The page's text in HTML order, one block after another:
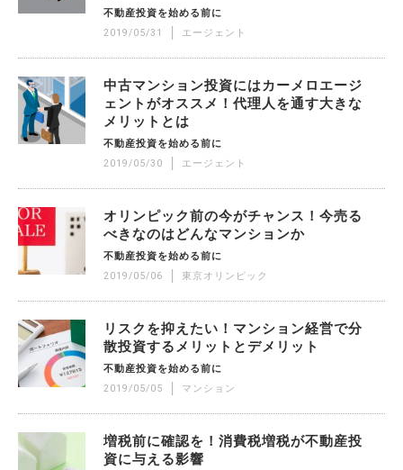
不動産投資を始める前に
2019/05/31 エージェント
中古マンション投資にはカーメロエージ
ェントがオススメ！代理人を通す大きな
メリットとは
不動産投資を始める前に
2019/05/30 エージェント
オリンピック前の今がチャンス！今売る
べきなのはどんなマンションか
不動産投資を始める前に
2019/05/06 東京オリンピック
リスクを抑えたい！マンション経営で分
散投資するメリットとデメリット
不動産投資を始める前に
2019/05/05 マンション
増税前に確認を！消費税増税が不動産投
資に与える影響